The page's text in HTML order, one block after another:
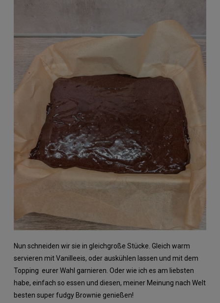
Nun schneiden wir sie in gleichgroße Stücke. Gleich warm
servieren mit Vanilleeis, oder auskühlen lassen und mit dem
Topping eurer Wahl garnieren. Oder wie ich es am liebsten
habe, einfach so essen und diesen, meiner Meinung nach Welt
besten super fudgy Brownie genießen!